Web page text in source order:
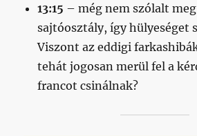
13:15 – még nem szólalt meg
sajtóosztály, így hülyeséget
Viszont az eddigi
tehát jogosan merül fel a
francot csinálnak?